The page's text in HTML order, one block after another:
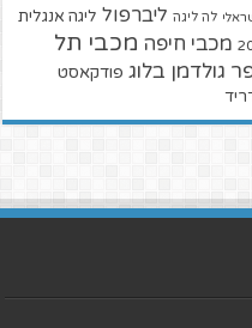
לה ליגה ליברפול ליגה אנגלית
מכבי חיפה מכבי תל
גולדמן בלוג פודקאסט